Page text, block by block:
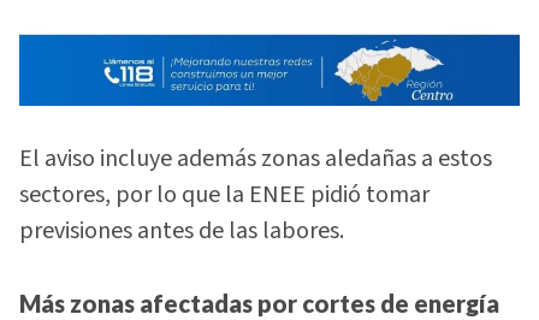
El aviso incluye además zonas aledañas a estos
sectores, por lo que la ENEE pidió tomar
previsiones antes de las labores.
Más zonas afectadas por cortes de energía